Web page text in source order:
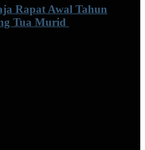
Rapat Awal Tahun
Tua Murid